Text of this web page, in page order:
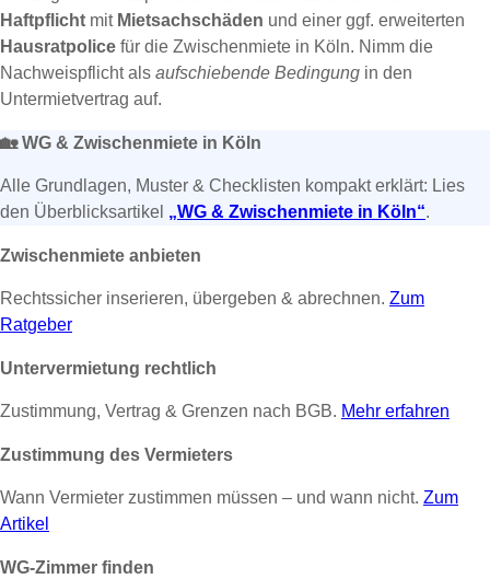
Haftpflicht mit Mietsachschäden und einer ggf. erweiterten
Hausratpolice für die Zwischenmiete in Köln. Nimm die
Nachweispflicht als aufschiebende Bedingung in den
Untermietvertrag auf.
🏡WG & Zwischenmiete in Köln
Alle Grundlagen, Muster & Checklisten kompakt erklärt: Lies
den Überblicksartikel „WG & Zwischenmiete in Köln“.
Zwischenmiete anbieten
Rechtssicher inserieren, übergeben & abrechnen. Zum
Ratgeber
Untervermietung rechtlich
Zustimmung, Vertrag & Grenzen nach BGB. Mehr erfahren
Zustimmung des Vermieters
Wann Vermieter zustimmen müssen – und wann nicht. Zum
Artikel
WG-Zimmer finden